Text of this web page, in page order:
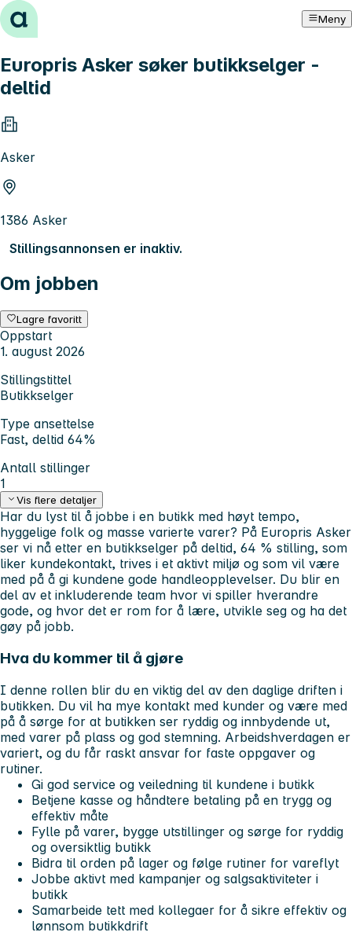
Hopp til innhold Meny
Europris Asker søker butikkselger -
deltid
Asker
1386 Asker
Stillingsannonsen er inaktiv.
Om jobben
Lagre favoritt
Oppstart
1. august 2026
Stillingstittel
Butikkselger
Type ansettelse
Fast, deltid 64%
Antall stillinger
1
Vis flere detaljer
Har du lyst til å jobbe i en butikk med høyt tempo,
hyggelige folk og masse varierte varer? På Europris Asker
ser vi nå etter en butikkselger på deltid, 64 % stilling, som
liker kundekontakt, trives i et aktivt miljø og som vil være
med på å gi kundene gode handleopplevelser. Du blir en
del av et inkluderende team hvor vi spiller hverandre
gode, og hvor det er rom for å lære, utvikle seg og ha det
gøy på jobb.
Hva du kommer til å gjøre
I denne rollen blir du en viktig del av den daglige driften i
butikken. Du vil ha mye kontakt med kunder og være med
på å sørge for at butikken ser ryddig og innbydende ut,
med varer på plass og god stemning. Arbeidshverdagen er
variert, og du får raskt ansvar for faste oppgaver og
rutiner.
Gi god service og veiledning til kundene i butikk
Betjene kasse og håndtere betaling på en trygg og
effektiv måte
Fylle på varer, bygge utstillinger og sørge for ryddig
og oversiktlig butikk
Bidra til orden på lager og følge rutiner for vareflyt
Jobbe aktivt med kampanjer og salgsaktiviteter i
butikk
Samarbeide tett med kollegaer for å sikre effektiv og
lønnsom butikkdrift